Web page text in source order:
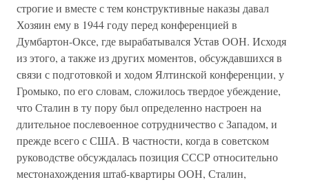
строгие и вместе с тем конструктивные наказы давал
Хозяин ему в 1944 году перед конференцией в
Думбартон-Оксе, где вырабатывался Устав ООН. Исходя
из этого, а также из других моментов, обсуждавшихся в
связи с подготовкой и ходом Ялтинской конференции, у
Громыко, по его словам, сложилось твердое убеждение,
что Сталин в ту пору был определенно настроен на
длительное послевоенное сотрудничество с Западом, и
прежде всего с США. В частности, когда в советском
руководстве обсуждалась позиция СССР относительно
местонахождения штаб-квартиры ООН, Сталин,